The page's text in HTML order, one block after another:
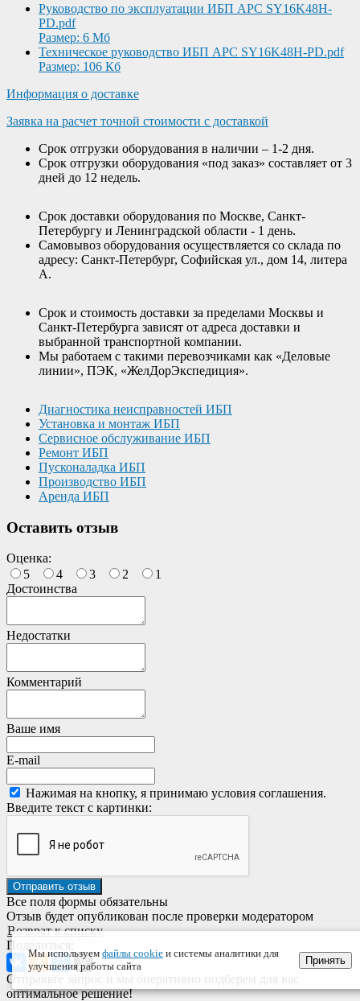
Руководство по эксплуатации ИБП APC SY16K48H-
PD.pdf
Размер: 6 Мб
Техническое руководство ИБП APC SY16K48H-PD.pdf
Размер: 106 Кб
Информация о доставке
Заявка на расчет точной стоимости с доставкой
Срок отгрузки оборудования в наличии – 1-2 дня.
Срок отгрузки оборудования «под заказ» составляет от 3
дней до 12 недель.
Срок доставки оборудования по Москве, Санкт-
Петербургу и Ленинградской области - 1 день.
Самовывоз оборудования осуществляется со склада по
адресу: Санкт-Петербург, Софийская ул., дом 14, литера
А.
Срок и стоимость доставки за пределами Москвы и
Санкт-Петербурга зависят от адреса доставки и
выбранной транспортной компании.
Мы работаем с такими перевозчиками как «Деловые
линии», ПЭК, «ЖелДорЭкспедиция».
Диагностика неисправностей ИБП
Установка и монтаж ИБП
Сервисное обслуживание ИБП
Ремонт ИБП
Пусконаладка ИБП
Производство ИБП
Аренда ИБП
Оставить отзыв
Оценка:
5
4 3 2
1
Достоинства
Недостатки
Комментарий
Ваше имя
E-mail
Нажимая на кнопку, я принимаю условия соглашения.
Введите текст с картинки:
Все поля формы обязательны
Отзыв будет опубликован после проверки модератором
Возврат к списку
Поделиться:
Отправьте запрос и мы оперативно подберем для вас
оптимальное решение!
Мы используем файлы cookie и системы аналитики для
улучшения работы сайта
Принять